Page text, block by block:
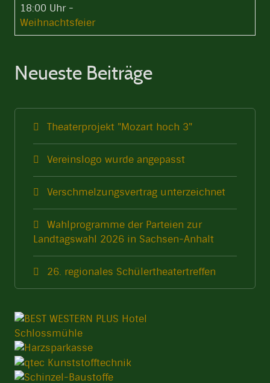
18:00 Uhr-
Weihnachtsfeier
Neueste Beiträge
Theaterprojekt "Mozart hoch 3"
Vereinslogo wurde angepasst
Verschmelzungsvertrag unterzeichnet
Wahlprogramme der Parteien zur
Landtagswahl 2026 in Sachsen-Anhalt
26. regionales Schülertheatertreffen